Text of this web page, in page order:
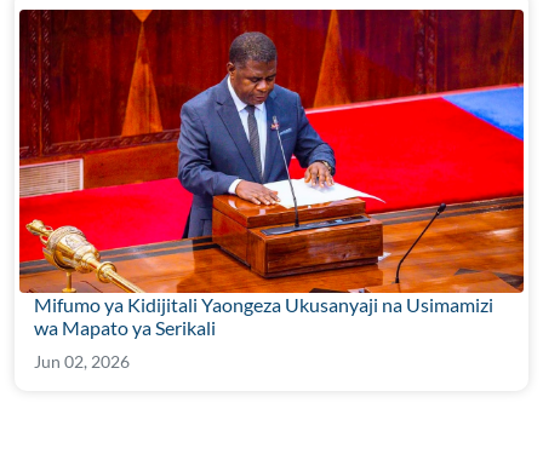
Mifumo ya Kidijitali Yaongeza Ukusanyaji na Usimamizi
wa Mapato ya Serikali
Jun 02, 2026